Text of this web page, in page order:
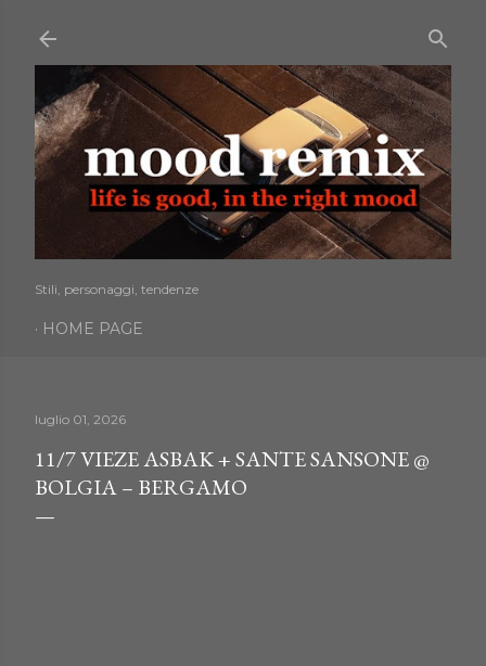
Stili, personaggi, tendenze
HOME PAGE
luglio 01, 2026
11/7 VIEZE ASBAK + SANTE SANSONE @
BOLGIA – BERGAMO